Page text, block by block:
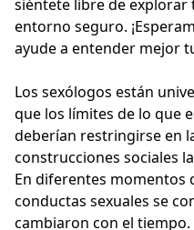
siéntete libre de explorar
entorno seguro.
ayude a entender mejor
Los sexólogos están
que los límites de lo que
deberían restringirse en
construcciones sociales
En diferentes momentos
conductas sexuales se
cambiaron con el